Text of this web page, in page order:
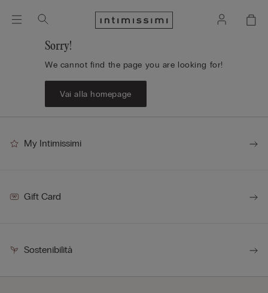
Sorry!
We cannot find the page you are looking for!
Vai alla homepage
My Intimissimi
Gift Card
Sostenibilità